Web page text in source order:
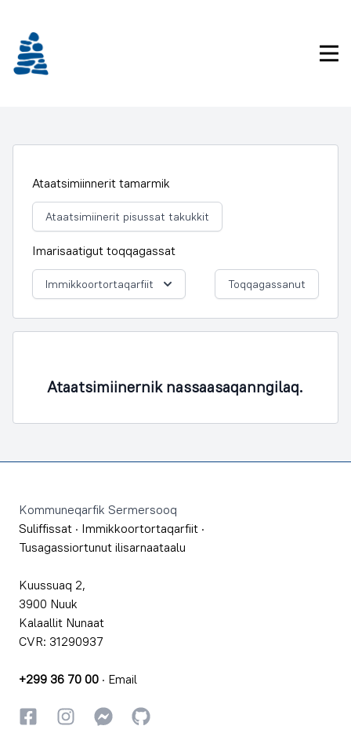
Ataatsimiinnerit tamarmik
Ataatsimiinerit pisussat takukkit
Imarisaatigut toqqagassat
Immikkoortortaqarfiit Toqqagassanut
Ataatsimiinernik nassaasaqanngilaq.
Kommuneqarfik Sermersooq
Suliffissat · Immikkoortortaqarfiit ·
Tusagassiortunut ilisarnaataalu
Kuussuaq 2,
3900 Nuuk
Kalaallit Nunaat
CVR: 31290937
+299 36 70 00 · Email
FacebookkiInstagrammiInstagrammi
GitHub